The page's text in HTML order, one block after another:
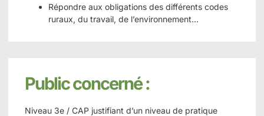
Répondre aux obligations des différents codes
ruraux, du travail, de l’environnement…
Public concerné :
Niveau 3e / CAP justifiant d’un niveau de pratique